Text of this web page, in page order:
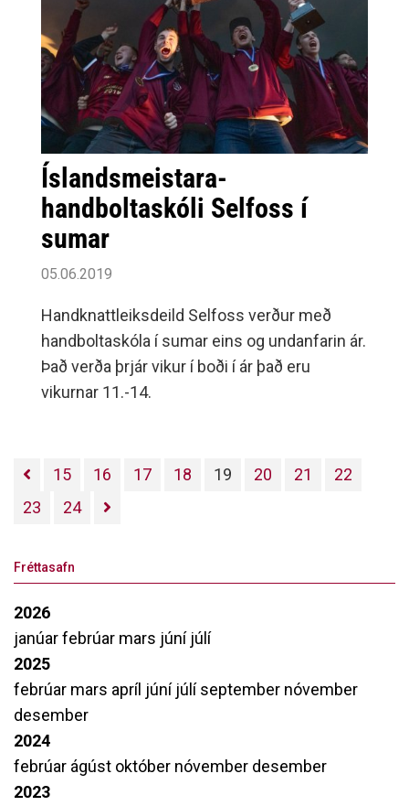
Íslandsmeistara-
handboltaskóli Selfoss í
sumar
05.06.2019
Handknattleiksdeild Selfoss verður með
handboltaskóla í sumar eins og undanfarin ár.
Það verða þrjár vikur í boði í ár það eru
vikurnar 11.-14.
15 16 17 18 19 20 21
22
23
24
Fréttasafn
2026
janúarfebrúar mars júní júlí
2025
febrúar mars apríl júní júlíseptember nóvember
desember
2024
febrúar ágúst október nóvember desember
2023